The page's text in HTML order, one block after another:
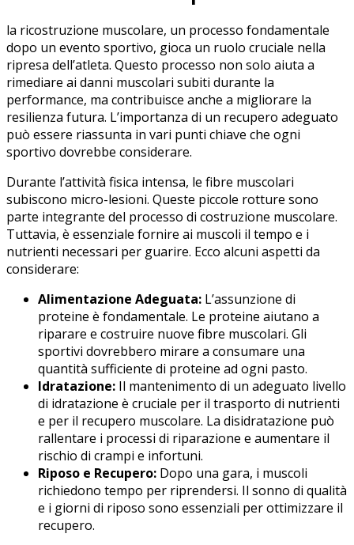
la​ ricostruzione muscolare, un​ processo fondamentale
dopo un evento sportivo, gioca un ruolo cruciale nella
ripresa dell’atleta. Questo processo non solo aiuta a⁤
rimediare‌ ai ⁤danni muscolari subiti durante la
performance, ma​ contribuisce anche a⁣ migliorare la
resilienza futura. L’importanza di ⁤un recupero adeguato
può essere​ riassunta in vari punti chiave che ogni
sportivo ​dovrebbe considerare.
Durante l’attività ‌fisica intensa, le fibre muscolari
subiscono micro-lesioni. Queste⁤ piccole rotture sono
parte⁢ integrante del processo di⁢ costruzione muscolare.
Tuttavia, è essenziale ⁣fornire ai muscoli ⁣il tempo e i
nutrienti necessari per‌ guarire. Ecco alcuni aspetti da
considerare:
Alimentazione Adeguata: L’assunzione di
‍proteine è fondamentale. Le proteine aiutano a
riparare e⁣ costruire nuove ⁢fibre muscolari. Gli
sportivi dovrebbero mirare a consumare una
quantità sufficiente di proteine ad ⁣ogni ⁤pasto.
Idratazione: ‍Il mantenimento di‍ un adeguato livello
di idratazione è cruciale per il trasporto di nutrienti
e per il recupero muscolare. La ⁢disidratazione ⁣può
rallentare i processi di riparazione e aumentare il
rischio di ‍crampi e infortuni.
Riposo e ​Recupero: Dopo una ‍gara,‌ i muscoli
richiedono⁣ tempo per riprendersi. Il sonno‌ di qualità
e ‌i giorni di riposo sono essenziali per ottimizzare il
recupero.